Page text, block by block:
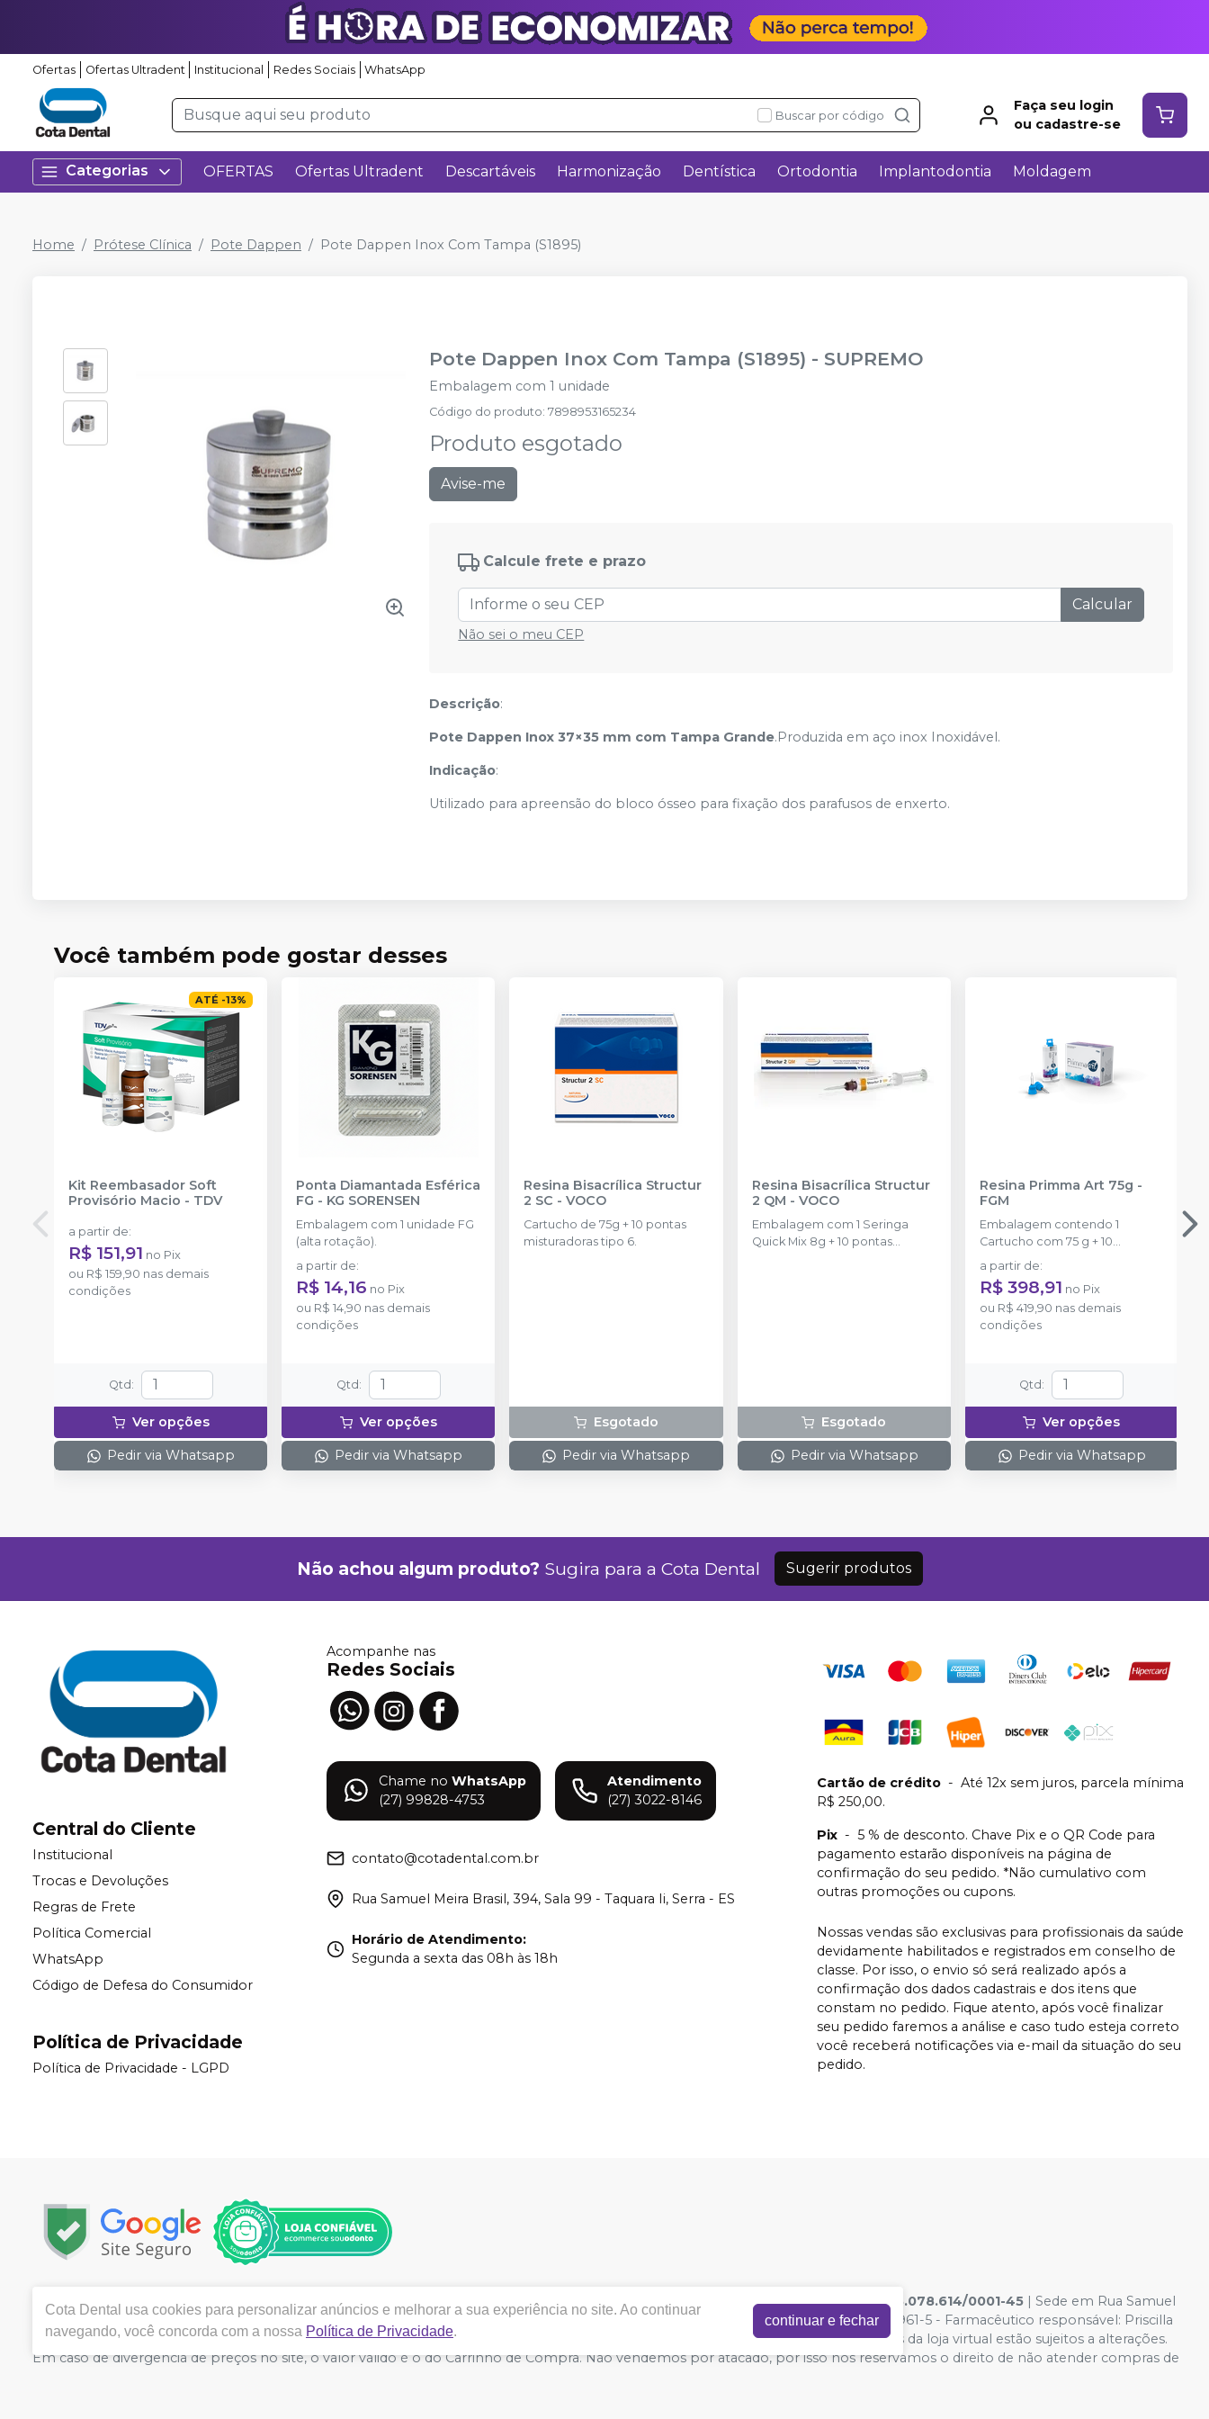
Ofertas Ofertas Ultradent Institucional Redes Sociais WhatsApp
Buscar por código
Faça seu login
ou cadastre-se
Categorias OFERTAS Ofertas Ultradent Descartáveis Harmonização Dentística Ortodontia Implantodontia Moldagem
Home Prótese Clínica Pote Dappen Pote Dappen Inox Com Tampa (S1895)
Pote Dappen Inox Com Tampa (S1895) - SUPREMO
Embalagem com 1 unidade
Código do produto:7898953165234
Produto esgotado
Avise-me
Calcule frete e prazo
Calcular
Não sei o meu CEP
Descrição:
Pote Dappen Inox 37×35 mm com Tampa Grande.Produzida em aço inox Inoxidável.
Indicação:
Utilizado para apreensão do bloco ósseo para fixação dos parafusos de enxerto.
Você também pode gostar desses
ATÉ -13%
Kit Reembasador Soft
Provisório Macio - TDV
a partir de:
R$ 151,91 no Pix
ou R$ 159,90 nas demais
condições
Qtd :
Ver opções
Pedir via Whatsapp
Ponta Diamantada Esférica
FG - KG SORENSEN
Embalagem com 1 unidade FG
(alta rotação).
a partir de:
R$ 14,16 no Pix
ou R$ 14,90 nas demais
condições
Qtd :
Ver opções
Pedir via Whatsapp
Resina Bisacrílica Structur
2 SC -VOCO
Cartucho de 75g + 10 pontas
misturadoras tipo 6.
Esgotado
Pedir via Whatsapp
Resina Bisacrílica Structur
2 QM - VOCO
Embalagem com 1 Seringa
Quick Mix 8g + 10 pontas
Esgotado
Pedir via Whatsapp
Resina Primma Art 75g -
FGM
Embalagem contendo 1
Cartucho com 75 g + 10
ponteiras de automistura
a partir de:
R$ 398,91 no Pix
ou R$ 419,90 nas demais
condições
Qtd :
Ver opções
Pedir via Whatsapp
Não achou algum produto? Sugira para a Cota Dental Sugerir produtos
Central do Cliente
Institucional
Trocas e Devoluções
Regras de Frete
Política Comercial
WhatsApp
Código de Defesa do Consumidor
Política de Privacidade
Política de Privacidade - LGPD
Acompanhe nas
Redes Sociais
Chame no WhatsApp
(27) 99828-4753
Atendimento
(27) 3022-8146
contato@cotadental.com.br
Rua Samuel Meira Brasil, 394, Sala 99 - Taquara Ii, Serra - ES
Horário de Atendimento:
Segunda a sexta das 08h às 18h
Cartão de crédito - Até 12x sem juros, parcela mínima
R$ 250,00.
Pix - 5 % de desconto. Chave Pix e o QR Code para
pagamento estarão disponíveis na página de
confirmação do seu pedido. *Não cumulativo com
outras promoções ou cupons.
Nossas vendas são exclusivas para profissionais da saúde
devidamente habilitados e registrados em conselho de
classe. Por isso, o envio só será realizado após a
confirmação dos dados cadastrais e dos itens que
constam no pedido. Fique atento, após você finalizar
seu pedido faremos a análise e caso tudo esteja correto
você receberá notificações via e-mail da situação do seu
pedido.
Copyright © 2024 | Todos os direitos reservados | www.cotadental.com.br | COTA DENTAL NEGOCIAÇÕES ELETRÔNICAS LTDA|33.078.614/0001-45 | Sede em Rua Samuel
Meira Brasil, 394, Sala 99, Taquara Ii, Serra, Vitória - ES CEP 29167-650 | Autorizações de Funcionamento ANVISA - Medicamentos: 125961-5 - Farmacêutico responsável: Priscilla
Azevedo de Souza Alves. CRF/ES nº 7985 | Política de Privacidade e Segurança - Fotos meramente ilustrativas - Os preços e condições da loja virtual estão sujeitos a alterações.
Em caso de divergência de preços no site, o valor válido é o do Carrinho de Compra. Não vendemos por atacado, por isso nos reservamos o direito de não atender compras de
Cota Dental usa cookies para personalizar anúncios e melhorar a sua experiência no site. Ao continuar
navegando, você concorda com a nossa Política de Privacidade.
continuar e fechar